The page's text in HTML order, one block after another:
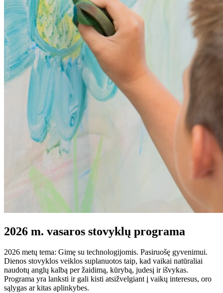
2026 m. vasaros stovyklų programa
2026 metų tema: Gimę su technologijomis. Pasiruošę gyvenimui.
Dienos stovyklos veiklos suplanuotos taip, kad vaikai natūraliai
naudotų anglų kalbą per žaidimą, kūrybą, judesį ir išvykas.
Programa yra lanksti ir gali kisti atsižvelgiant į vaikų interesus, oro
sąlygas ar kitas aplinkybes.